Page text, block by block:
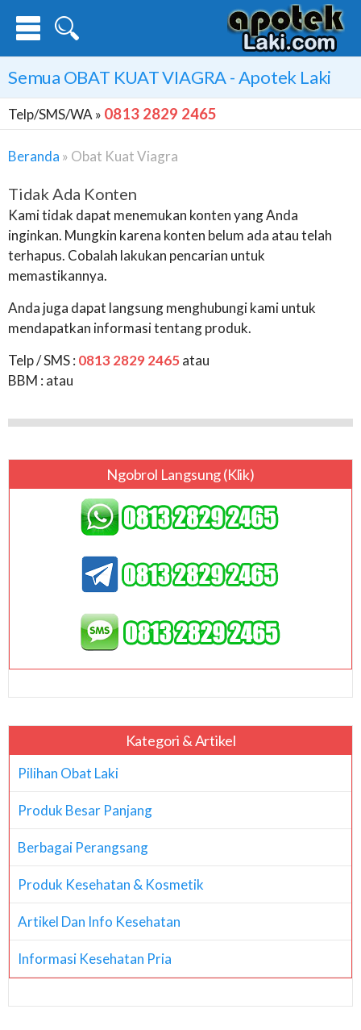
Semua OBAT KUAT VIAGRA- Apotek Laki
Telp/SMS/WA » 0813 2829 2465
Beranda » Obat Kuat Viagra
Tidak Ada Konten
Kami tidak dapat menemukan konten yang Anda
inginkan. Mungkin karena konten belum ada atau telah
terhapus. Cobalah lakukan pencarian untuk
memastikannya.
Anda juga dapat langsung menghubungi kami untuk
mendapatkan informasi tentang produk.
Telp / SMS : 0813 2829 2465atau
BBM : atau
Ngobrol Langsung (klik)
Kategori & Artikel
Pilihan Obat Laki
Produk Besar Panjang
Berbagai Perangsang
Produk Kesehatan & Kosmetik
Artikel Dan Info Kesehatan
Informasi Kesehatan Pria